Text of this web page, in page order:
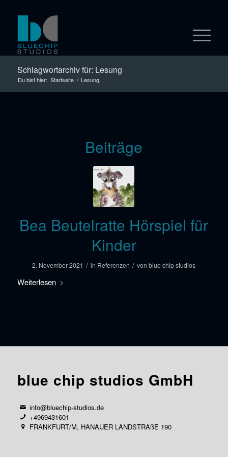
Schlagwortarchiv für: Lesung
Du bist hier: Startseite / Lesung
Beiträge
Bea Beutelratte Hörspiel für
Kinder
2. November 2021 / in Referenzen / vonblue chip studios
Weiterlesen
blue chip studios GmbH
info@bluechip-studios.de
+4969431601
FRANKFURT/M, HANAUER LANDSTRAßE 190